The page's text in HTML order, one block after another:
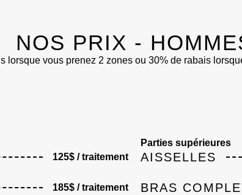
NOS PRIX -
lorsque vous prenez 2 zones ou 30% de rabais
125$ / traitement
185$ / traitement
Parties supérieures
AISSELLES
BRAS